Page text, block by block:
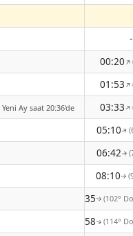
-
00:20↑
01:53↑
Yeni Ay saat 20:36'de 03:33↑
05:10↑
06:42↑
08:10↑
09:35↑(102°
10:58↑(114°